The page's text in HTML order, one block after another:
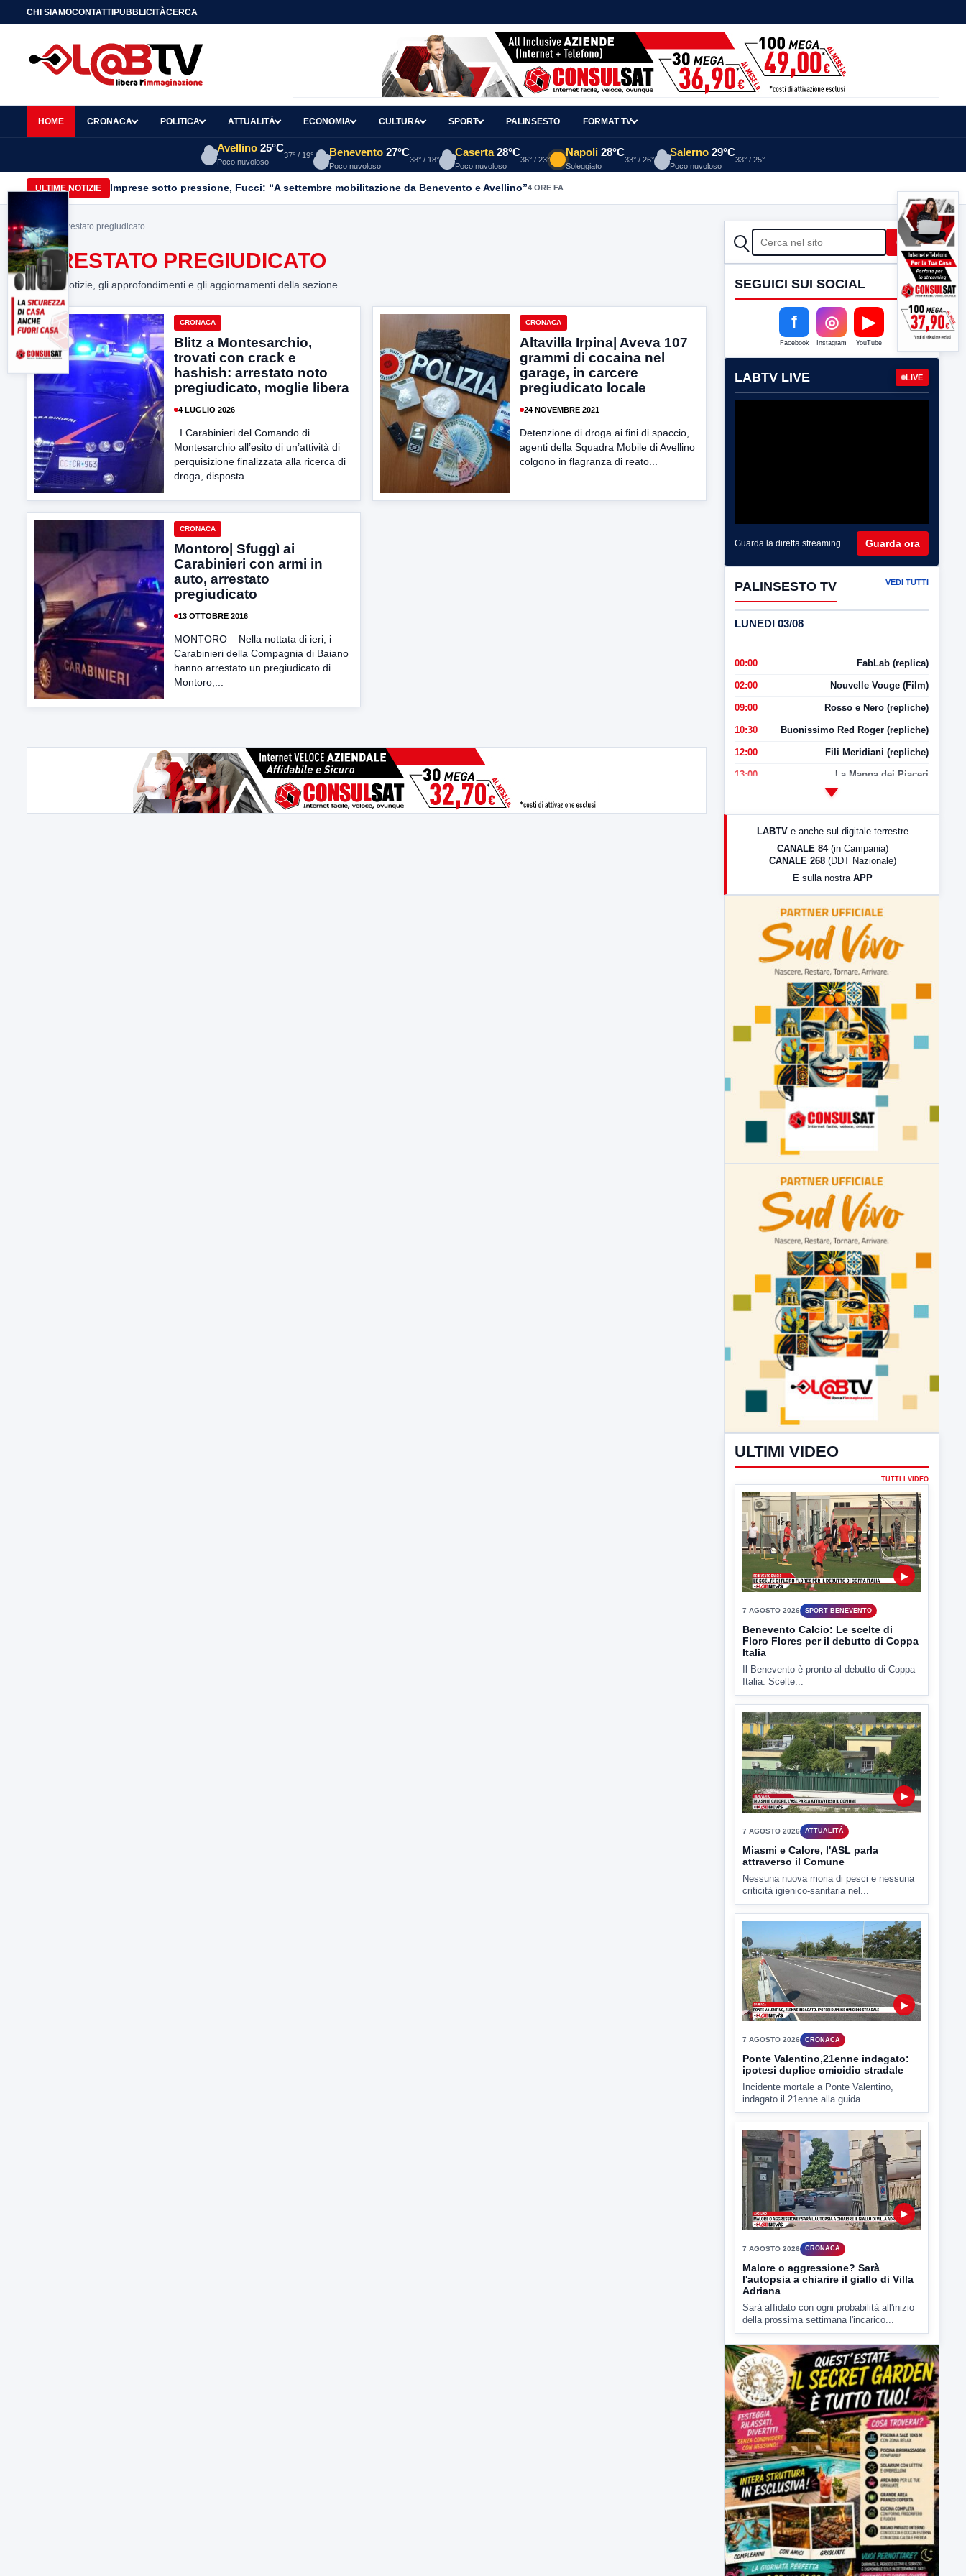
CHI SIAMOCONTATTIPUBBLICITÀCERCA
HOME CRONACA POLITICA ATTUALITÀ ECONOMIA CULTURA SPORT PALINSESTO FORMAT TV
Avellino 25°C
Poco nuvoloso
37° / 19° Benevento 27°C
Poco nuvoloso
38° / 18°
Caserta 28°C
Poco nuvoloso
36° / 23°
Napoli 28°C
Soleggiato
33° / 26°
Salerno 29°C
Poco nuvoloso
33° / 25°
ULTIME NOTIZIE Imprese sotto pressione, Fucci: “A settembre mobilitazione da Benevento e Avellino”4 ORE FA
Home> arrestato pregiudicato
ARRESTATO PREGIUDICATO
Tutte le notizie, gli approfondimenti e gli aggiornamenti della sezione.
CRONACA
Blitz a Montesarchio,
trovati con crack e
hashish: arrestato noto
pregiudicato, moglie libera
4 LUGLIO 2026
I Carabinieri del Comando di
Montesarchio all’esito di un’attività di
perquisizione finalizzata alla ricerca di
droga, disposta...
CRONACA
Altavilla Irpina| Aveva 107
grammi di cocaina nel
garage, in carcere
pregiudicato locale
24 NOVEMBRE 2021
Detenzione di droga ai fini di spaccio,
agenti della Squadra Mobile di Avellino
colgono in flagranza di reato...
CRONACA
Montoro| Sfuggì ai
Carabinieri con armi in
auto, arrestato
pregiudicato
13 OTTOBRE 2016
MONTORO – Nella nottata di ieri, i
Carabinieri della Compagnia di Baiano
hanno arrestato un pregiudicato di
Montoro,...
CERCA Cerca
SEGUICI SUI SOCIAL
f
Facebook
◎
Instagram
▶
YouTube
LABTV LIVE LIVE
Guarda la diretta streaming Guarda ora
PALINSESTO TV VEDI TUTTI
LUNEDI 03/08
00:00 FabLab (replica)
02:00 Nouvelle Vouge (Film)
09:00 Rosso e Nero (repliche)
10:30 Buonissimo Red Roger (repliche)
12:00 Fili Meridiani (repliche)
13:00 La Mappa dei Piaceri
LabNews (Diretta)
LabNews (replica)
LABTV e anche sul digitale terrestre
CANALE 84 (in Campania)
CANALE 268 (DDT Nazionale)
E sulla nostra APP
ULTIMI VIDEO
▶
7 AGOSTO 2026 SPORT BENEVENTO
Benevento Calcio: Le scelte di
Floro Flores per il debutto di Coppa
Il Benevento è pronto al debutto di Coppa
Italia. Scelte...
▶
7 AGOSTO 2026 ATTUALITÀ
Miasmi e Calore, l'ASL parla
attraverso il Comune
Nessuna nuova moria di pesci e nessuna
criticità igienico-sanitaria nel...
▶
7 AGOSTO 2026
Ponte Valentino,21enne indagato:
ipotesi duplice omicidio stradale
Incidente mortale a Ponte Valentino,
indagato il 21enne alla guida...
▶
7 AGOSTO 2026 CRONACA
Malore o aggressione? Sarà
l'autopsia a chiarire il giallo di Villa
Sarà affidato con ogni probabilità all'inizio
della prossima settimana l'incarico...